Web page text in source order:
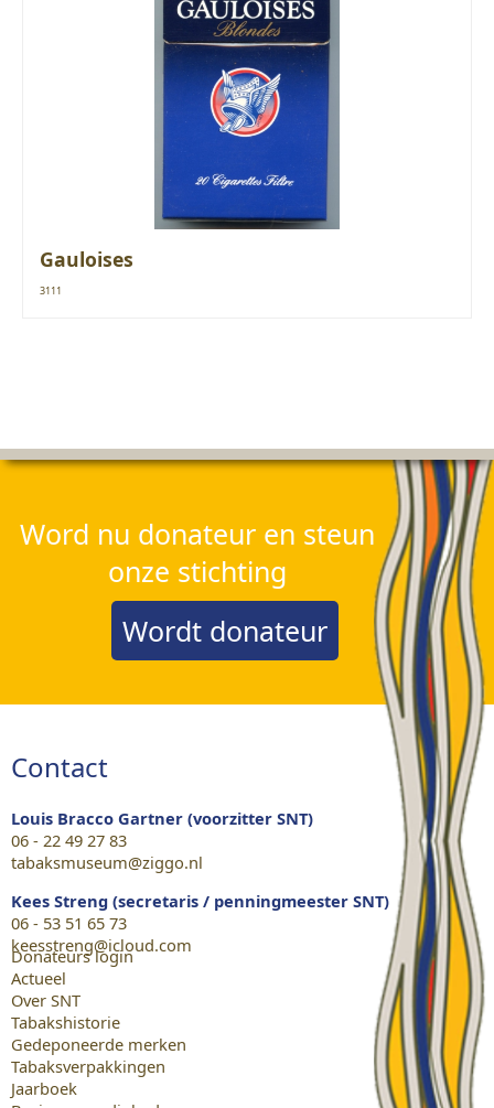
Gauloises
3111
Word nu donateur en steun
onze stichting
Wordt donateur
Contact
Louis Bracco Gartner (voorzitter SNT)
06 - 22 49 27 83
tabaksmuseum@ziggo.nl
Kees Streng (secretaris / penningmeester SNT)
06 - 53 51 65 73
keesstreng@icloud.com
Donateurs login
Actueel
Over SNT
Tabakshistorie
Gedeponeerde merken
Tabaksverpakkingen
Jaarboek